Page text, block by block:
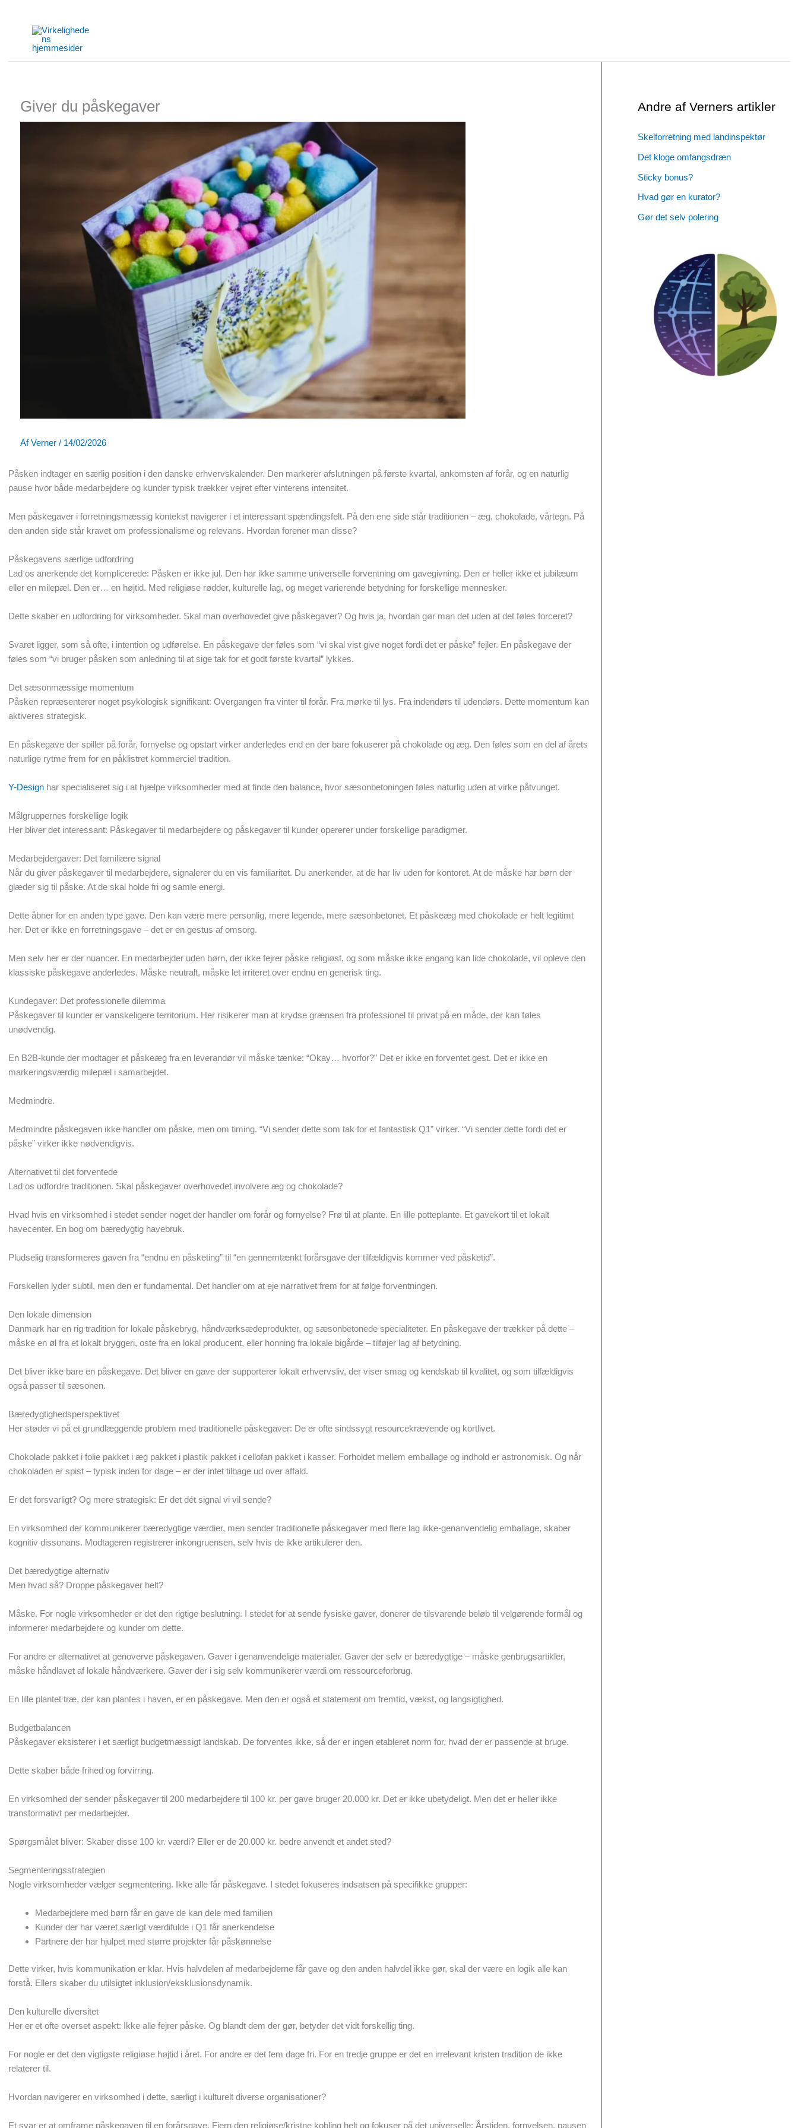
indholdet
Giver du påskegaver
AfVerner / 14/02/2026
Påsken indtager en særlig position i den danske erhvervskalender. Den markerer afslutningen på første kvartal, ankomsten af forår, og en naturlig
pause hvor både medarbejdere og kunder typisk trækker vejret efter vinterens intensitet.
Men påskegaver i forretningsmæssig kontekst navigerer i et interessant spændingsfelt. På den ene side står traditionen – æg, chokolade, vårtegn. På
den anden side står kravet om professionalisme og relevans. Hvordan forener man disse?
Påskegavens særlige udfordring
Lad os anerkende det komplicerede: Påsken er ikke jul. Den har ikke samme universelle forventning om gavegivning. Den er heller ikke et jubilæum
eller en milepæl. Den er… en højtid. Med religiøse rødder, kulturelle lag, og meget varierende betydning for forskellige mennesker.
Dette skaber en udfordring for virksomheder. Skal man overhovedet give påskegaver? Og hvis ja, hvordan gør man det uden at det føles forceret?
Svaret ligger, som så ofte, i intention og udførelse. En påskegave der føles som “vi skal vist give noget fordi det er påske” fejler. En påskegave der
føles som “vi bruger påsken som anledning til at sige tak for et godt første kvartal” lykkes.
Det sæsonmæssige momentum
Påsken repræsenterer noget psykologisk signifikant: Overgangen fra vinter til forår. Fra mørke til lys. Fra indendørs til udendørs. Dette momentum kan
aktiveres strategisk.
En påskegave der spiller på forår, fornyelse og opstart virker anderledes end en der bare fokuserer på chokolade og æg. Den føles som en del af årets
naturlige rytme frem for en påklistret kommerciel tradition.
Y-Designhar specialiseret sig i at hjælpe virksomheder med at finde den balance, hvor sæsonbetoningen føles naturlig uden at virke påtvunget.
Målgruppernes forskellige logik
Her bliver det interessant: Påskegaver til medarbejdere og påskegaver til kunder opererer under forskellige paradigmer.
Medarbejdergaver: Det familiære signal
Når du giver påskegaver til medarbejdere, signalerer du en vis familiaritet. Du anerkender, at de har liv uden for kontoret. At de måske har børn der
glæder sig til påske. At de skal holde fri og samle energi.
Dette åbner for en anden type gave. Den kan være mere personlig, mere legende, mere sæsonbetonet. Et påskeæg med chokolade er helt legitimt
her. Det er ikke en forretningsgave – det er en gestus af omsorg.
Men selv her er der nuancer. En medarbejder uden børn, der ikke fejrer påske religiøst, og som måske ikke engang kan lide chokolade, vil opleve den
klassiske påskegave anderledes. Måske neutralt, måske let irriteret over endnu en generisk ting.
Kundegaver: Det professionelle dilemma
Påskegaver til kunder er vanskeligere territorium. Her risikerer man at krydse grænsen fra professionel til privat på en måde, der kan føles
unødvendig.
En B2B-kunde der modtager et påskeæg fra en leverandør vil måske tænke: “Okay… hvorfor?” Det er ikke en forventet gest. Det er ikke en
markeringsværdig milepæl i samarbejdet.
Medmindre.
Medmindre påskegaven ikke handler om påske, men om timing. “Vi sender dette som tak for et fantastisk Q1” virker. “Vi sender dette fordi det er
påske” virker ikke nødvendigvis.
Alternativet til det forventede
Lad os udfordre traditionen. Skal påskegaver overhovedet involvere æg og chokolade?
Hvad hvis en virksomhed i stedet sender noget der handler om forår og fornyelse? Frø til at plante. En lille potteplante. Et gavekort til et lokalt
havecenter. En bog om bæredygtig havebruk.
Pludselig transformeres gaven fra “endnu en påsketing” til “en gennemtænkt forårsgave der tilfældigvis kommer ved påsketid”.
Forskellen lyder subtil, men den er fundamental. Det handler om at eje narrativet frem for at følge forventningen.
Den lokale dimension
Danmark har en rig tradition for lokale påskebryg, håndværksædeprodukter, og sæsonbetonede specialiteter. En påskegave der trækker på dette –
måske en øl fra et lokalt bryggeri, oste fra en lokal producent, eller honning fra lokale bigårde – tilføjer lag af betydning.
Det bliver ikke bare en påskegave. Det bliver en gave der supporterer lokalt erhvervsliv, der viser smag og kendskab til kvalitet, og som tilfældigvis
også passer til sæsonen.
Bæredygtighedsperspektivet
Her støder vi på et grundlæggende problem med traditionelle påskegaver: De er ofte sindssygt resourcekrævende og kortlivet.
Chokolade pakket i folie pakket i æg pakket i plastik pakket i cellofan pakket i kasser. Forholdet mellem emballage og indhold er astronomisk. Og når
chokoladen er spist – typisk inden for dage – er der intet tilbage ud over affald.
Er det forsvarligt? Og mere strategisk: Er det dét signal vi vil sende?
En virksomhed der kommunikerer bæredygtige værdier, men sender traditionelle påskegaver med flere lag ikke-genanvendelig emballage, skaber
kognitiv dissonans. Modtageren registrerer inkongruensen, selv hvis de ikke artikulerer den.
Det bæredygtige alternativ
Men hvad så? Droppe påskegaver helt?
Måske. For nogle virksomheder er det den rigtige beslutning. I stedet for at sende fysiske gaver, donerer de tilsvarende beløb til velgørende formål og
informerer medarbejdere og kunder om dette.
For andre er alternativet at genoverve påskegaven. Gaver i genanvendelige materialer. Gaver der selv er bæredygtige – måske genbrugsartikler,
måske håndlavet af lokale håndværkere. Gaver der i sig selv kommunikerer værdi om ressourceforbrug.
En lille plantet træ, der kan plantes i haven, er en påskegave. Men den er også et statement om fremtid, vækst, og langsigtighed.
Budgetbalancen
Påskegaver eksisterer i et særligt budgetmæssigt landskab. De forventes ikke, så der er ingen etableret norm for, hvad der er passende at bruge.
Dette skaber både frihed og forvirring.
En virksomhed der sender påskegaver til 200 medarbejdere til 100 kr. per gave bruger 20.000 kr. Det er ikke ubetydeligt. Men det er heller ikke
transformativt per medarbejder.
Spørgsmålet bliver: Skaber disse 100 kr. værdi? Eller er de 20.000 kr. bedre anvendt et andet sted?
Segmenteringsstrategien
Nogle virksomheder vælger segmentering. Ikke alle får påskegave. I stedet fokuseres indsatsen på specifikke grupper:
Medarbejdere med børn får en gave de kan dele med familien
Kunder der har været særligt værdifulde i Q1 får anerkendelse
Partnere der har hjulpet med større projekter får påskønnelse
Dette virker, hvis kommunikation er klar. Hvis halvdelen af medarbejderne får gave og den anden halvdel ikke gør, skal der være en logik alle kan
forstå. Ellers skaber du utilsigtet inklusion/eksklusionsdynamik.
Den kulturelle diversitet
Her er et ofte overset aspekt: Ikke alle fejrer påske. Og blandt dem der gør, betyder det vidt forskellig ting.
For nogle er det den vigtigste religiøse højtid i året. For andre er det fem dage fri. For en tredje gruppe er det en irrelevant kristen tradition de ikke
relaterer til.
Hvordan navigerer en virksomhed i dette, særligt i kulturelt diverse organisationer?
Et svar er at omframe påskegaven til en forårsgave. Fjern den religiøse/kristne kobling helt og fokuser på det universelle: Årstiden, fornyelsen, pausen
Andre af Verners artikler
Skelforretning med landinspektør
Det kloge omfangsdræn
Sticky bonus?
Hvad gør en kurator?
Gør det selv polering